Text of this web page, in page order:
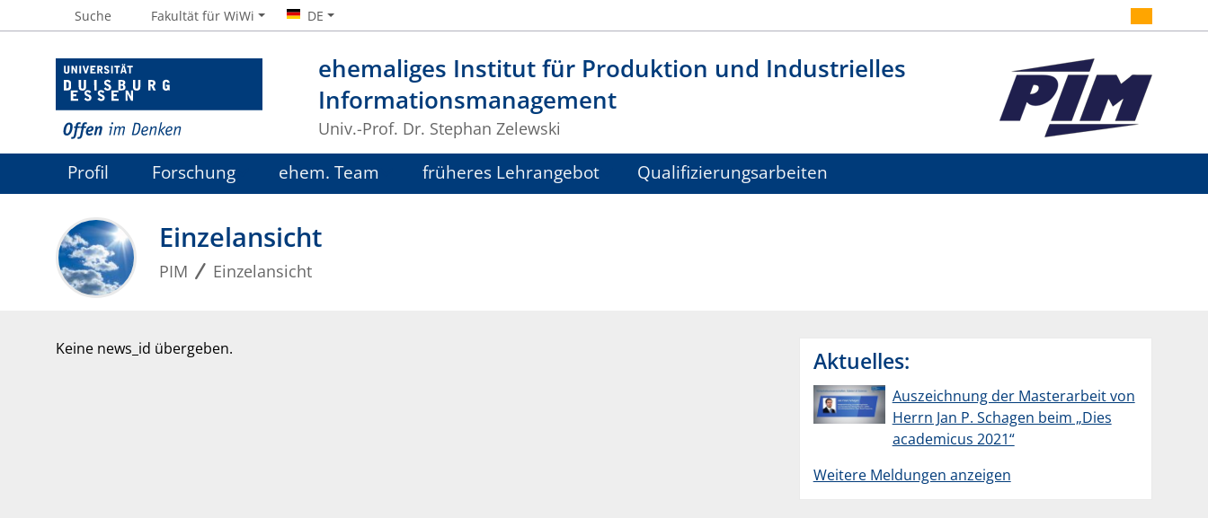
ehemaliges Institut für Produktion und Industrielles
Informationsmanagement
Univ.-Prof. Dr. Stephan Zelewski
Suche Fakultät für WiWi DE
Profil Forschung ehem. Team früheres Lehrangebot Qualifizierungsarbeiten
Einzelansicht
PIM Einzelansicht
Keine news_id übergeben. Aktuelles:
Auszeichnung der Masterarbeit von
Herrn Jan P. Schagen beim „Dies
academicus 2021“
Weitere Meldungen anzeigen